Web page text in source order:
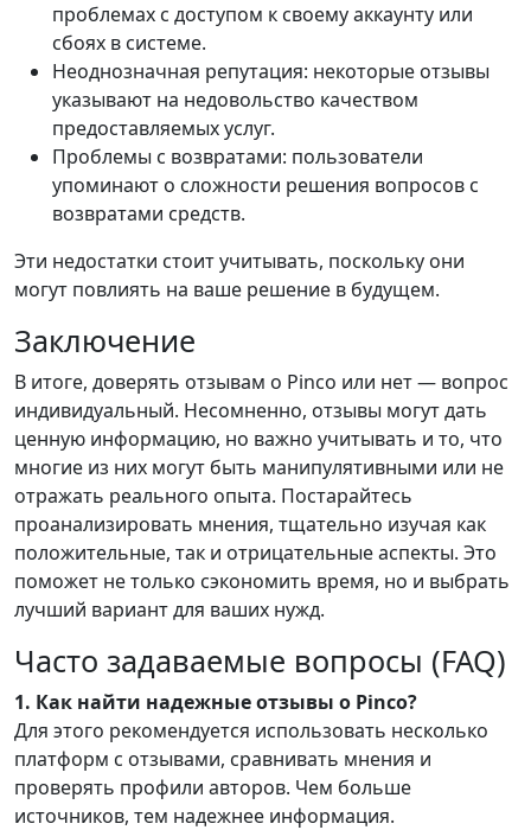
проблемах с доступом к своему аккаунту или
сбоях в системе.
Неоднозначная репутация: некоторые отзывы
указывают на недовольство качеством
предоставляемых услуг.
Проблемы с возвратами: пользователи
упоминают о сложности решения вопросов с
возвратами средств.
Эти недостатки стоит учитывать, поскольку они
могут повлиять на ваше решение в будущем.
Заключение
В итоге, доверять отзывам о Pinco или нет — вопрос
индивидуальный. Несомненно, отзывы могут дать
ценную информацию, но важно учитывать и то, что
многие из них могут быть манипулятивными или не
отражать реального опыта. Постарайтесь
проанализировать мнения, тщательно изучая как
положительные, так и отрицательные аспекты. Это
поможет не только сэкономить время, но и выбрать
лучший вариант для ваших нужд.
Часто задаваемые вопросы (FAQ)
1. Как найти надежные отзывы о Pinco?
Для этого рекомендуется использовать несколько
платформ с отзывами, сравнивать мнения и
проверять профили авторов. Чем больше
источников, тем надежнее информация.